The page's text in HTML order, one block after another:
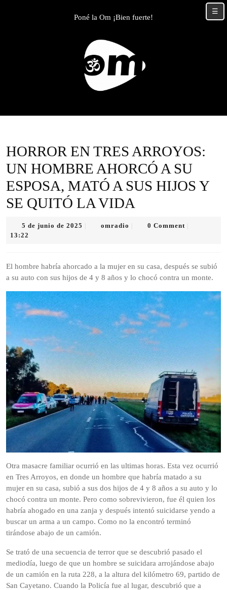
Poné la Om ¡Bien fuerte!
HORROR EN TRES ARROYOS:
UN HOMBRE AHORCÓ A SU
ESPOSA, MATÓ A SUS HIJOS Y
SE QUITÓ LA VIDA
5 de junio de 2025
2025
omradio omradio0 Comment
13:22
El hombre habría ahorcado a la mujer en su casa, después se subió
a su auto con sus hijos de 4 y 8 años y lo chocó contra un monte.
Otra masacre familiar ocurrió en las ultimas horas. Esta vez ocurrió
en Tres Arroyos, en donde un hombre que habría matado a su
mujer en su casa, subió a sus dos hijos de 4 y 8 años a su auto y lo
chocó contra un monte. Pero como sobrevivieron, fue él quien los
habría ahogado en una zanja y después intentó suicidarse yendo a
buscar un arma a un campo. Como no la encontró terminó
tirándose abajo de un camión.
Se trató de una secuencia de terror que se descubrió pasado el
mediodía, luego de que un hombre se suicidara arrojándose abajo
de un camión en la ruta 228, a la altura del kilómetro 69, partido de
San Cayetano. Cuando la Policía fue al lugar, descubrió que a
☰